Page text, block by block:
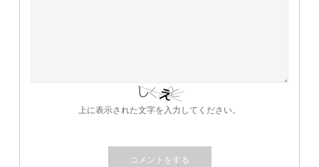
上に表示された文字を入力してください。